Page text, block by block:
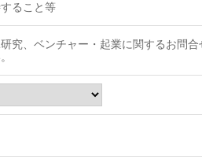
ること等
究、ベンチャー・起業に関するお問合